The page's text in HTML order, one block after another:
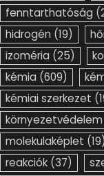
fenntarthatóság
hidrogén (19)
izoméria (25)
kémia (609)
kémiai szerkezet
környezetvédelem
molekulaképlet (19)
reakciók (37)